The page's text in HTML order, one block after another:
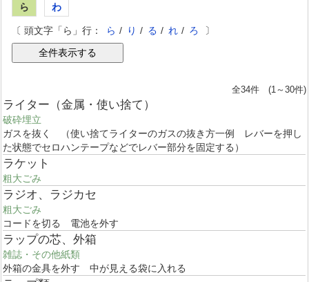
ら わ
〔 頭文字「ら」行： ら / り / る / れ / ろ 〕
全34件 (1～30件)
ライター（金属・使い捨て）
破砕埋立
ガスを抜く （使い捨てライターのガスの抜き方一例 レバーを押し
た状態でセロハンテープなどでレバー部分を固定する）
ラケット
粗大ごみ
ラジオ、ラジカセ
粗大ごみ
コードを切る 電池を外す
ラップの芯、外箱
雑誌・その他紙類
外箱の金具を外す 中が見える袋に入れる